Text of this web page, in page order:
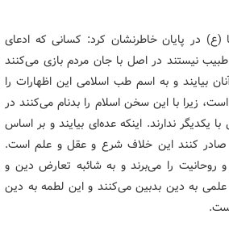
(ع) در پایان خاطرنشان کرد: کسانی که ادعای
نیستند در اصل با جان مردم بازی می‌کنند
بیایند و به اسم طب اسلامی این اظهارات را
زیرا با این سخن اسلام را بدنام می‌کنند در
یکدیگر ندارند. اینکه عده‌ای بیایند و بر اساس
صادر کنند این خلاف شرع و عقل و علم است.
و روحانیت را می‌برند و به شائبه تعارض دین و
به دین بدبین می‌کنند و این لطمه به دین